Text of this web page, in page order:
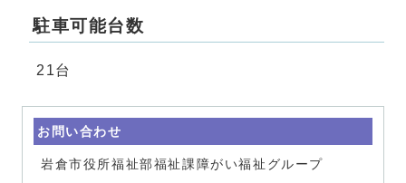
駐車可能台数
21台
お問い合わせ
岩倉市役所福祉部福祉課障がい福祉グループ